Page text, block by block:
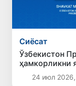
Сиёсат
Ўзбекистон
ҳамкорликни
муҳимлигини
24 июл